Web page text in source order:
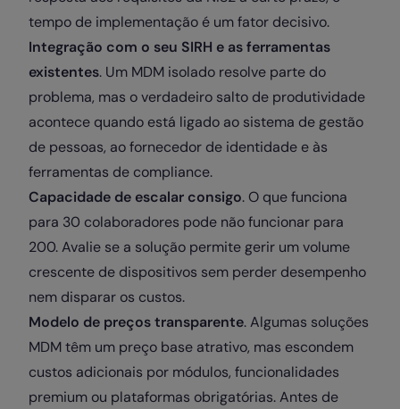
tempo de implementação é um fator decisivo.
Integração com o seu SIRH e as ferramentas
existentes. Um MDM isolado resolve parte do
problema, mas o verdadeiro salto de produtividade
acontece quando está ligado ao sistema de gestão
de pessoas, ao fornecedor de identidade e às
ferramentas de compliance.
Capacidade de escalar consigo. O que funciona
para 30 colaboradores pode não funcionar para
200. Avalie se a solução permite gerir um volume
crescente de dispositivos sem perder desempenho
nem disparar os custos.
Modelo de preços transparente. Algumas soluções
MDM têm um preço base atrativo, mas escondem
custos adicionais por módulos, funcionalidades
premium ou plataformas obrigatórias. Antes de